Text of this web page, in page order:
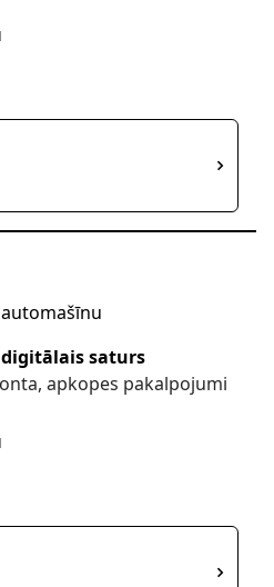
saturs
apkopes pakalpojumi